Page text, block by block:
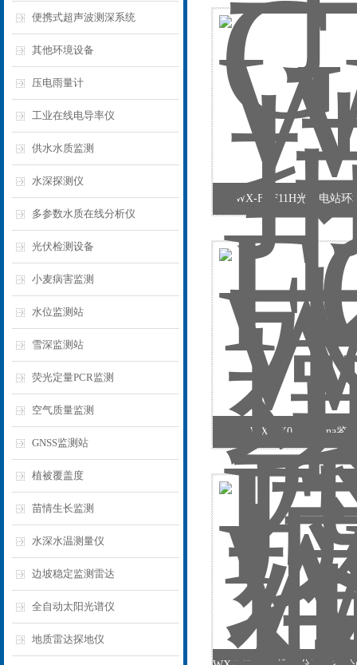
便携式超声波测深系统
其他环境设备
压电雨量计
工业在线电导率仪
供水水质监测
水深探测仪
多参数水质在线分析仪
光伏检测设备
小麦病害监测
水位监测站
雪深监测站
荧光定量PCR监测
空气质量监测
GNSS监测站
植被覆盖度
苗情生长监测
水深水温测量仪
边坡稳定监测雷达
全自动太阳光谱仪
地质雷达探地仪
WX-FGF11H光伏电站环
WX-FX01鸽子dna鉴